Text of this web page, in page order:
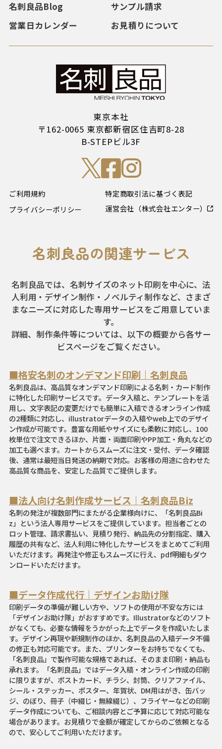
東京本社
〒162-0065 東京都新宿区住吉町8-28
B-STEPビル3F
ご利用規約
プライバシーポリシー
特定商取引法に基づく表記
運営会社（株式会社エンター）
名刺良品Blog
営業日カレンダー
サンプル請求
お見積りについて
名刺良品の関連サービス
名刺良品では、名刺サイズのネット印刷を中心に、法
人利用・デザイン制作・ノベルティ制作など、さまざ
まなニーズに対応した専用サービスをご用意していま
す。
詳細、制作条件等については、以下の概要から各サー
ビスページをご覧ください。
■格安名刺のオンデマンド印刷｜名刺良品
名刺良品は、高品質なオンデマンド印刷による名刺・カード制作
に特化した印刷サービスです。データ入稿と、テンプレートを活
用し、文字表記の変更だけでも簡単に入稿できるオンライン作成
の2種類に対応し、illustratorデータの入稿やweb上でのデザイ
ン作成が可能です。豊富な用紙やサイズにも柔軟に対応し、100
枚単位で注文できるほか、片面・両面印刷やPP加工・角丸などの
加工も選べます。カートからスムーズに注文・受付、データ確認
後、通常は最短当日発送の納期で対応。お客様の用途に合わせた
高品質な商品を、安定した品質でご提供します。
■法人向け名刺作成サービス｜名刺良品Biz
名刺の発注が複数部門にまたがる企業様向けに、「名刺良品Bi
z」という法人専用サービスをご提供しています。担当者ごとの
ロット管理、請求書払い、見積り発行、納品先の分割指定、購入
履歴の共有など、法人利用に特化したサービスをまとめてご利用
いただけます。再発注や修正もスムーズに行え、pdf明細もダウ
ンロードいただけます。
■データ作成代行｜デザインお助け隊
印刷データの準備が難しい方や、ソフトの使用が不安な方には
「デザインお助け隊」がおすすめです。Illustratorなどのソフト
がなくても、必要な情報をうかがった上でデータを作成いたしま
す。デザイン再現や新規制作のほか、名刺良品の入稿データ不備
の修正も対応可能です。また、プリンターをお持ちでなくても、
「名刺良品」で製作可能な規格であれば、そのまま印刷・納品も
承れます。「名刺良品」ではデータ入稿・オンライン作成の印刷
に限りますが、ポストカード、チラシ、封筒、クリアファイル、
シール・ステッカー、ポスター、年賀状、DM用はがき、缶バッ
ジ、のぼり、冊子（中綴じ・無線綴じ）、フライヤーなどの印刷
データ作成についても、ご相談内容とご予算に応じて対応可能な
場合があります。お見積りで金額が確定してからのご依頼となる
ので、安心してご利用いただけます。